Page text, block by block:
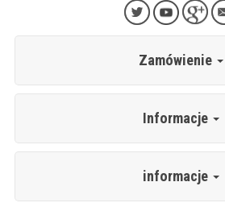
Zamówienie
Informacje
informacje